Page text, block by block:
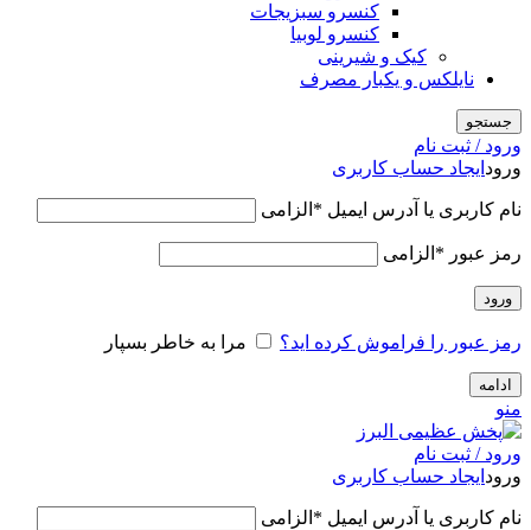
کنسرو سبزیجات
کنسرو لوبیا
کیک و شیرینی
نایلکس و یکبار مصرف
جستجو
ورود / ثبت نام
ورود ایجاد حساب کاربری
نام کاربری یا آدرس ایمیل * الزامی
رمز عبور * الزامی
ورود
رمز عبور را فراموش کرده اید؟ مرا به خاطر بسپار
ادامه
منو
ورود / ثبت نام
ورود ایجاد حساب کاربری
نام کاربری یا آدرس ایمیل * الزامی